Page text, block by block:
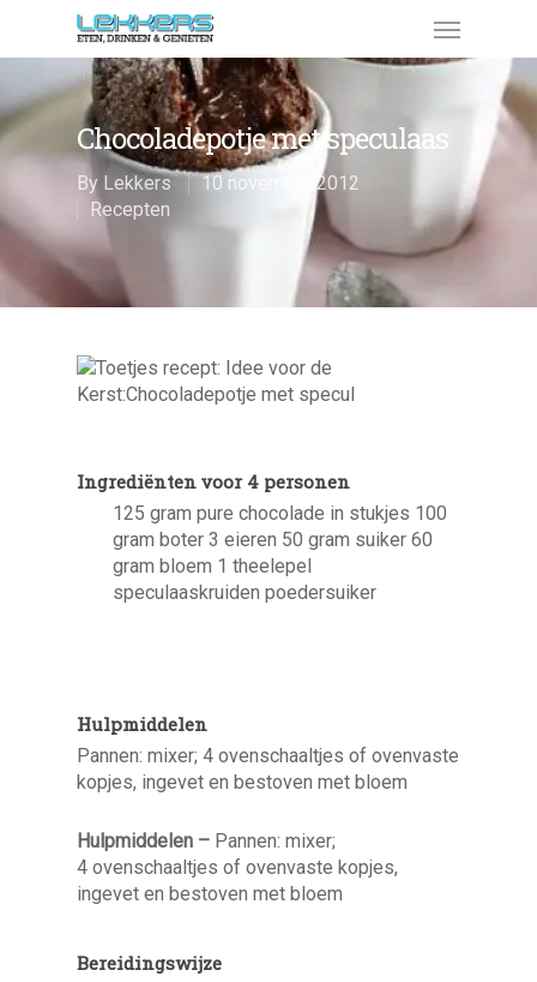
Chocoladepotje met speculaas
By Lekkers
10 november 2012
Recepten
Ingrediënten voor 4 personen
125 gram pure chocolade in stukjes 100
gram boter 3 eieren 50 gram suiker 60
gram bloem 1 theelepel
speculaaskruiden poedersuiker
Hulpmiddelen
Pannen: mixer; 4 ovenschaaltjes of ovenvaste
kopjes, ingevet en bestoven met bloem
Hulpmiddelen – Pannen: mixer;
4 ovenschaaltjes of ovenvaste kopjes,
ingevet en bestoven met bloem
Bereidingswijze